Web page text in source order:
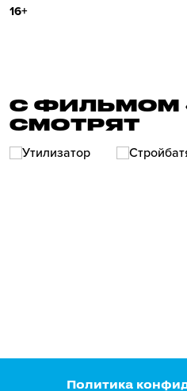
16+
С ФИЛЬМОМ
СМОТРЯТ
Политика